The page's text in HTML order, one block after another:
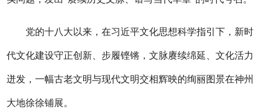
党的十八大以来，在习近平文化思想科学指引下，新时
代文化建设守正创新、步履铿锵，文脉赓续绵延、文化活力
迸发，一幅古老文明与现代文明交相辉映的绚丽图景在神州
大地徐徐铺展。